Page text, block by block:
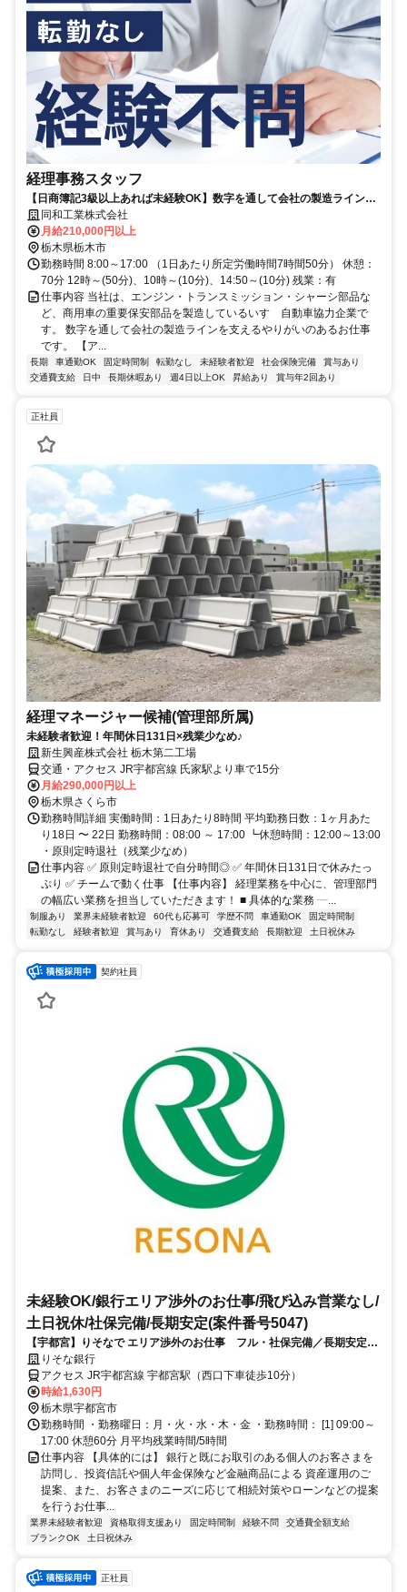
経理事務スタッフ
【日商簿記3級以上あれば未経験OK】数字を通して会社の製造ラインを
支える！転勤なし／昇給・賞与あり
同和工業株式会社
月給210,000円以上
栃木県栃木市
勤務時間 8:00～17:00 （1日あたり所定労働時間7時間50分） 休憩：
70分 12時～(50分)、10時～(10分)、14:50～(10分) 残業：有
仕事内容 当社は、エンジン・トランスミッション・シャーシ部品な
ど、商用車の重要保安部品を製造しているいすゞ自動車協力企業で
す。 数字を通して会社の製造ラインを支えるやりがいのあるお仕事
です。 【ア...
長期 車通勤OK 固定時間制 転勤なし 未経験者歓迎 社会保険完備
賞与あり
交通費支給
日中 長期休暇あり 週4日以上OK 昇給あり 賞与年2回あり
正社員
経理マネージャー候補(管理部所属)
未経験者歓迎！年間休日131日×残業少なめ♪
新生興産株式会社 栃木第二工場
交通・アクセス JR宇都宮線 氏家駅より車で15分
月給290,000円以上
栃木県さくら市
勤務時間詳細 実働時間：1日あたり8時間 平均勤務日数：1ヶ月あた
り18日 〜 22日 勤務時間：08:00 ～ 17:00 ┗休憩時間：12:00～13:00
・原則定時退社（残業少なめ）
仕事内容 ✅ 原則定時退社で自分時間◎ ✅ 年間休日131日で休みたっ
ぷり ✅ チームで動く仕事 【仕事内容】 経理業務を中心に、管理部門
の幅広い業務を担当していただきます！ ■ 具体的な業務 ┈...
制服あり 業界未経験者歓迎 60代も応募可 学歴不問 車通勤OK
固定時間制
転勤なし
経験者歓迎 賞与あり 育休あり 交通費支給 長期歓迎 土日祝休み
契約社員
未経験OK/銀行エリア渉外のお仕事/飛び込み営業なし/
土日祝休/社保完備/長期安定(案件番号5047)
【宇都宮】りそなで エリア渉外のお仕事 フル・社保完備／長期安定／
未経験OK
りそな銀行
アクセス JR宇都宮線 宇都宮駅（西口下車徒歩10分）
時給1,630円
栃木県宇都宮市
勤務時間 ・勤務曜日：月・火・水・木・金 ・勤務時間： [1] 09:00～
17:00 休憩60分 月平均残業時間/5時間
仕事内容 【具体的には】 銀行と既にお取引のある個人のお客さまを
訪問し、投資信託や個人年金保険など金融商品による 資産運用のご
提案、また、お客さまのニーズに応じて相続対策やローンなどの提案
を行うお仕事...
業界未経験者歓迎 資格取得支援あり 固定時間制 経験不問
交通費全額支給
ブランクOK
土日祝休み
正社員